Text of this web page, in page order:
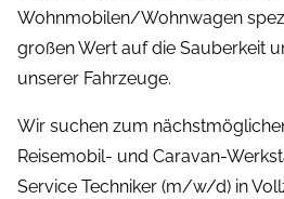
Wohnmobilen/Wohnwagen
großen Wert auf die Sauberkeit
unserer Fahrzeuge.
Wir suchen zum
Reisemobil- und Caravan-
Service Techniker (m/w/d) in